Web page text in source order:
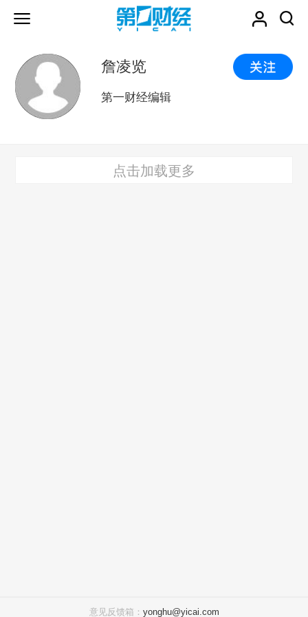
詹凌览
第一财经编辑
点击加载更多
意见反馈箱： yonghu@yicai.com